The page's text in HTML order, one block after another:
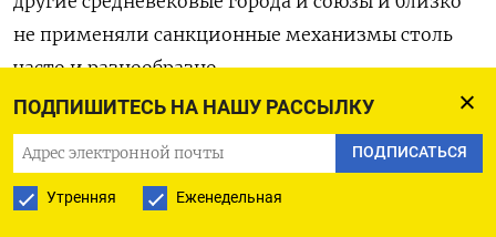
ПОДПИШИТЕСЬ НА НАШУ РАССЫЛКУ
ПОДПИСАТЬСЯ
Утренняя Еженедельная
не применяли санкционные механизмы столь
часто и разнообразно.
регламентировавший деятельность и взаимные
обязательства участников Ганзы, можно сказать